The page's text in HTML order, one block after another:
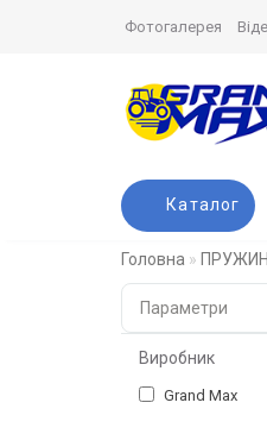
Фотогалерея
Каталог
Головна
Параметри
Виробник
Grand Max